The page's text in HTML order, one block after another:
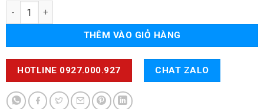
Asus X415EA-EK675W số lượng
THÊM VÀO GIỎ HÀNG
HOTLINE 0927.000.927 CHAT ZALO